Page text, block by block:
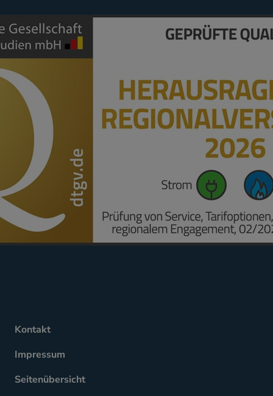
Kontakt
Impressum
Seitenübersicht